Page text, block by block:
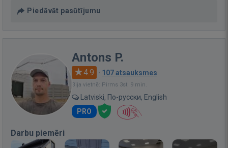
Piedāvāt pasūtījumu
Antons P.
4.9 · 107 atsauksmes
Bija vietnē: Pirms 3st. 9 min.
Latviski, По-русски, English
PRO
Darbu piemēri